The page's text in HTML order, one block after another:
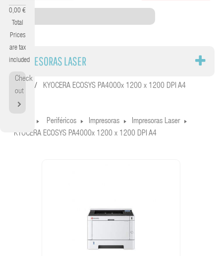
0,00 €
Total
Prices
are tax
included
Check
out
Category
IMPRESORAS LASER
Home KYOCERA ECOSYS PA4000x 1200 x 1200 DPI A4
Periféricos Impresoras
Impresoras Laser
KYOCERA ECOSYS PA4000x 1200 x 1200 DPI A4